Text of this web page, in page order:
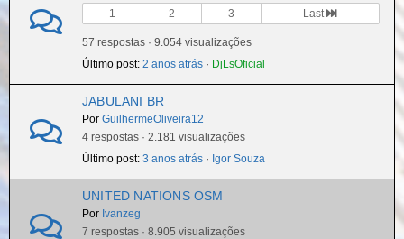
1
2 3 Last
57 respostas · 9.054 visualizações
Último post: 2 anos atrás · DjLsOficial
JABULANI BR
Por GuilhermeOliveira12
4 respostas · 2.181 visualizações
Último post: 3 anos atrás · Igor Souza
UNITED NATIONS OSM
Por Ivanzeg
7 respostas · 8.905 visualizações